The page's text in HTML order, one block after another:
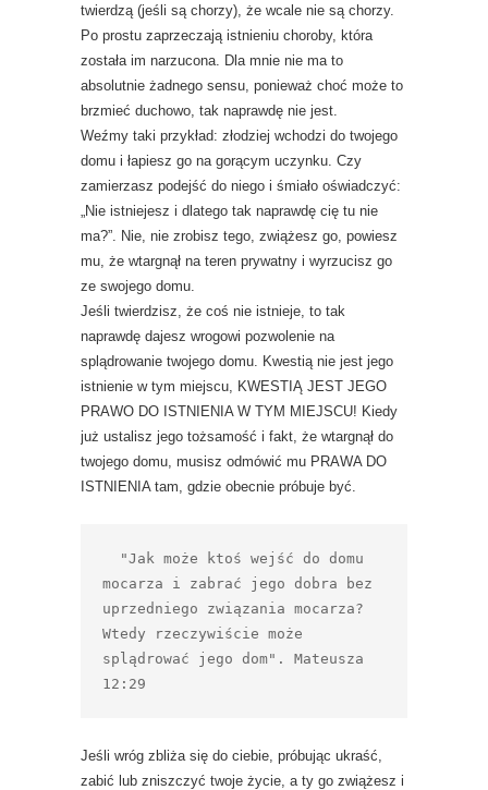
twierdzą (jeśli są chorzy), że wcale nie są chorzy.
Po prostu zaprzeczają istnieniu choroby, która
została im narzucona. Dla mnie nie ma to
absolutnie żadnego sensu, ponieważ choć może to
brzmieć duchowo, tak naprawdę nie jest.
Weźmy taki przykład: złodziej wchodzi do twojego
domu i łapiesz go na gorącym uczynku. Czy
zamierzasz podejść do niego i śmiało oświadczyć:
„Nie istniejesz i dlatego tak naprawdę cię tu nie
ma?”. Nie, nie zrobisz tego, zwiążesz go, powiesz
mu, że wtargnął na teren prywatny i wyrzucisz go
ze swojego domu.
Jeśli twierdzisz, że coś nie istnieje, to tak
naprawdę dajesz wrogowi pozwolenie na
splądrowanie twojego domu. Kwestią nie jest jego
istnienie w tym miejscu, KWESTIĄ JEST JEGO
PRAWO DO ISTNIENIA W TYM MIEJSCU! Kiedy
już ustalisz jego tożsamość i fakt, że wtargnął do
twojego domu, musisz odmówić mu PRAWA DO
ISTNIENIA tam, gdzie obecnie próbuje być.
mocarza i zabrać jego dobra bez
uprzedniego związania mocarza?
Wtedy rzeczywiście może
splądrować jego dom". Mateusza
12:29
Jeśli wróg zbliża się do ciebie, próbując ukraść,
zabić lub zniszczyć twoje życie, a ty go zwiążesz i